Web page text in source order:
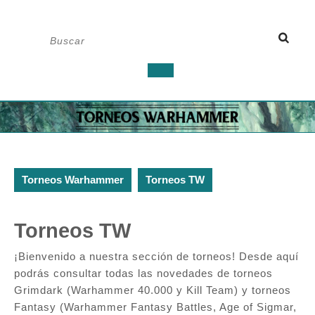
de
apertura
Torneos Warhammer Torneos TW
Torneos TW
¡Bienvenido a nuestra sección de torneos! Desde aquí
podrás consultar todas las novedades de torneos
Grimdark (Warhammer 40.000 y Kill Team) y torneos
Fantasy (Warhammer Fantasy Battles, Age of Sigmar,